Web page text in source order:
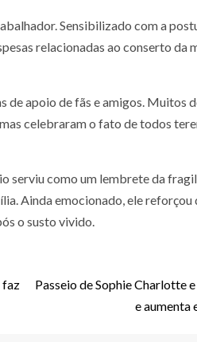
Sensibilizado com a
relacionadas ao conserto da
de apoio de fãs e amigos. Muitos
celebraram o fato de todos
serviu como um lembrete da
Ainda emocionado, ele reforçou
o susto vivido.
faz
Passeio de Sophie Charlotte
e aumenta